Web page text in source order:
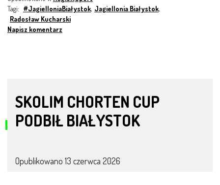
Tagi: #JagielloniaBiałystok, Jagiellonia Białystok,
Radosław Kucharski
Napisz komentarz
SKOLIM CHORTEN CUP
PODBIŁ BIAŁYSTOK
Opublikowano 13 czerwca 2026